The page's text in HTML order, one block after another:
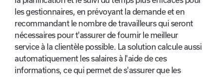
les gestionnaires, en prévoyant la demande et en
recommandant le nombre de travailleurs qui seront
nécessaires pour t'assurer de fournir le meilleur
service à la clientèle possible. La solution calcule aussi
automatiquement les salaires à l'aide de ces
informations, ce qui permet de s'assurer que les